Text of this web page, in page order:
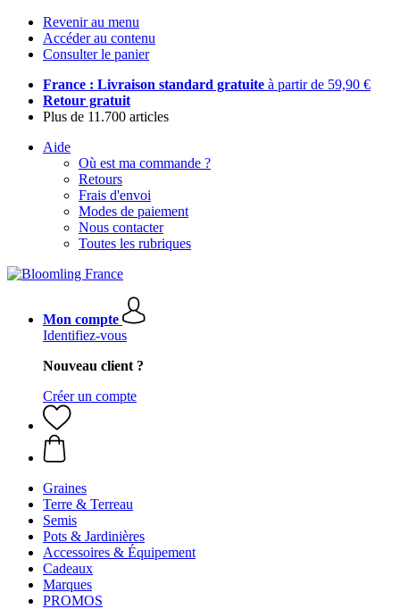
Revenir au menu
Accéder au contenu
Consulter le panier
France : Livraison standard gratuite à partir de 59,90 €
Retour gratuit
Plus de 11.700 articles
Aide
Où est ma commande ?
Retours
Frais d'envoi
Modes de paiement
Nous contacter
Toutes les rubriques
Mon compte
Identifiez-vous
Nouveau client ?
Créer un compte
Graines
Terre & Terreau
Semis
Pots & Jardinières
Accessoires & Équipement
Cadeaux
Marques
PROMOS